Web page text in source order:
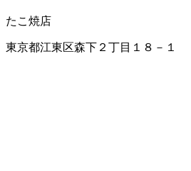
たこ焼店
東京都江東区森下２丁目１８－１